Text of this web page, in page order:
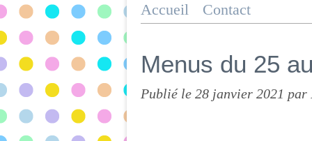
Accueil Contact
Menus du 25
Publié le 28 janvier 2021 par